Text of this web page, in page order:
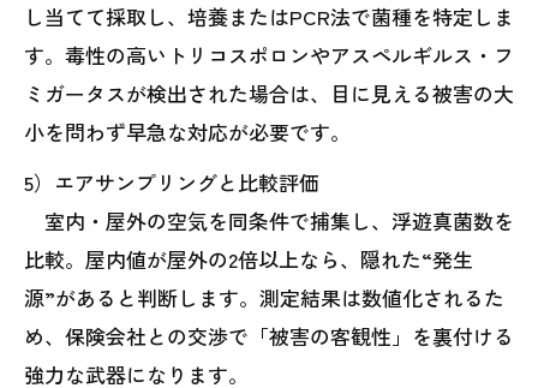
し当てて採取し、培養またはPCR法で菌種を特定しま
す。毒性の高いトリコスポロンやアスペルギルス・フ
ミガータスが検出された場合は、目に見える被害の大
小を問わず早急な対応が必要です。
5）エアサンプリングと比較評価
室内・屋外の空気を同条件で捕集し、浮遊真菌数を
比較。屋内値が屋外の2倍以上なら、隠れた“発生
源”があると判断します。測定結果は数値化されるた
め、保険会社との交渉で「被害の客観性」を裏付ける
強力な武器になります。